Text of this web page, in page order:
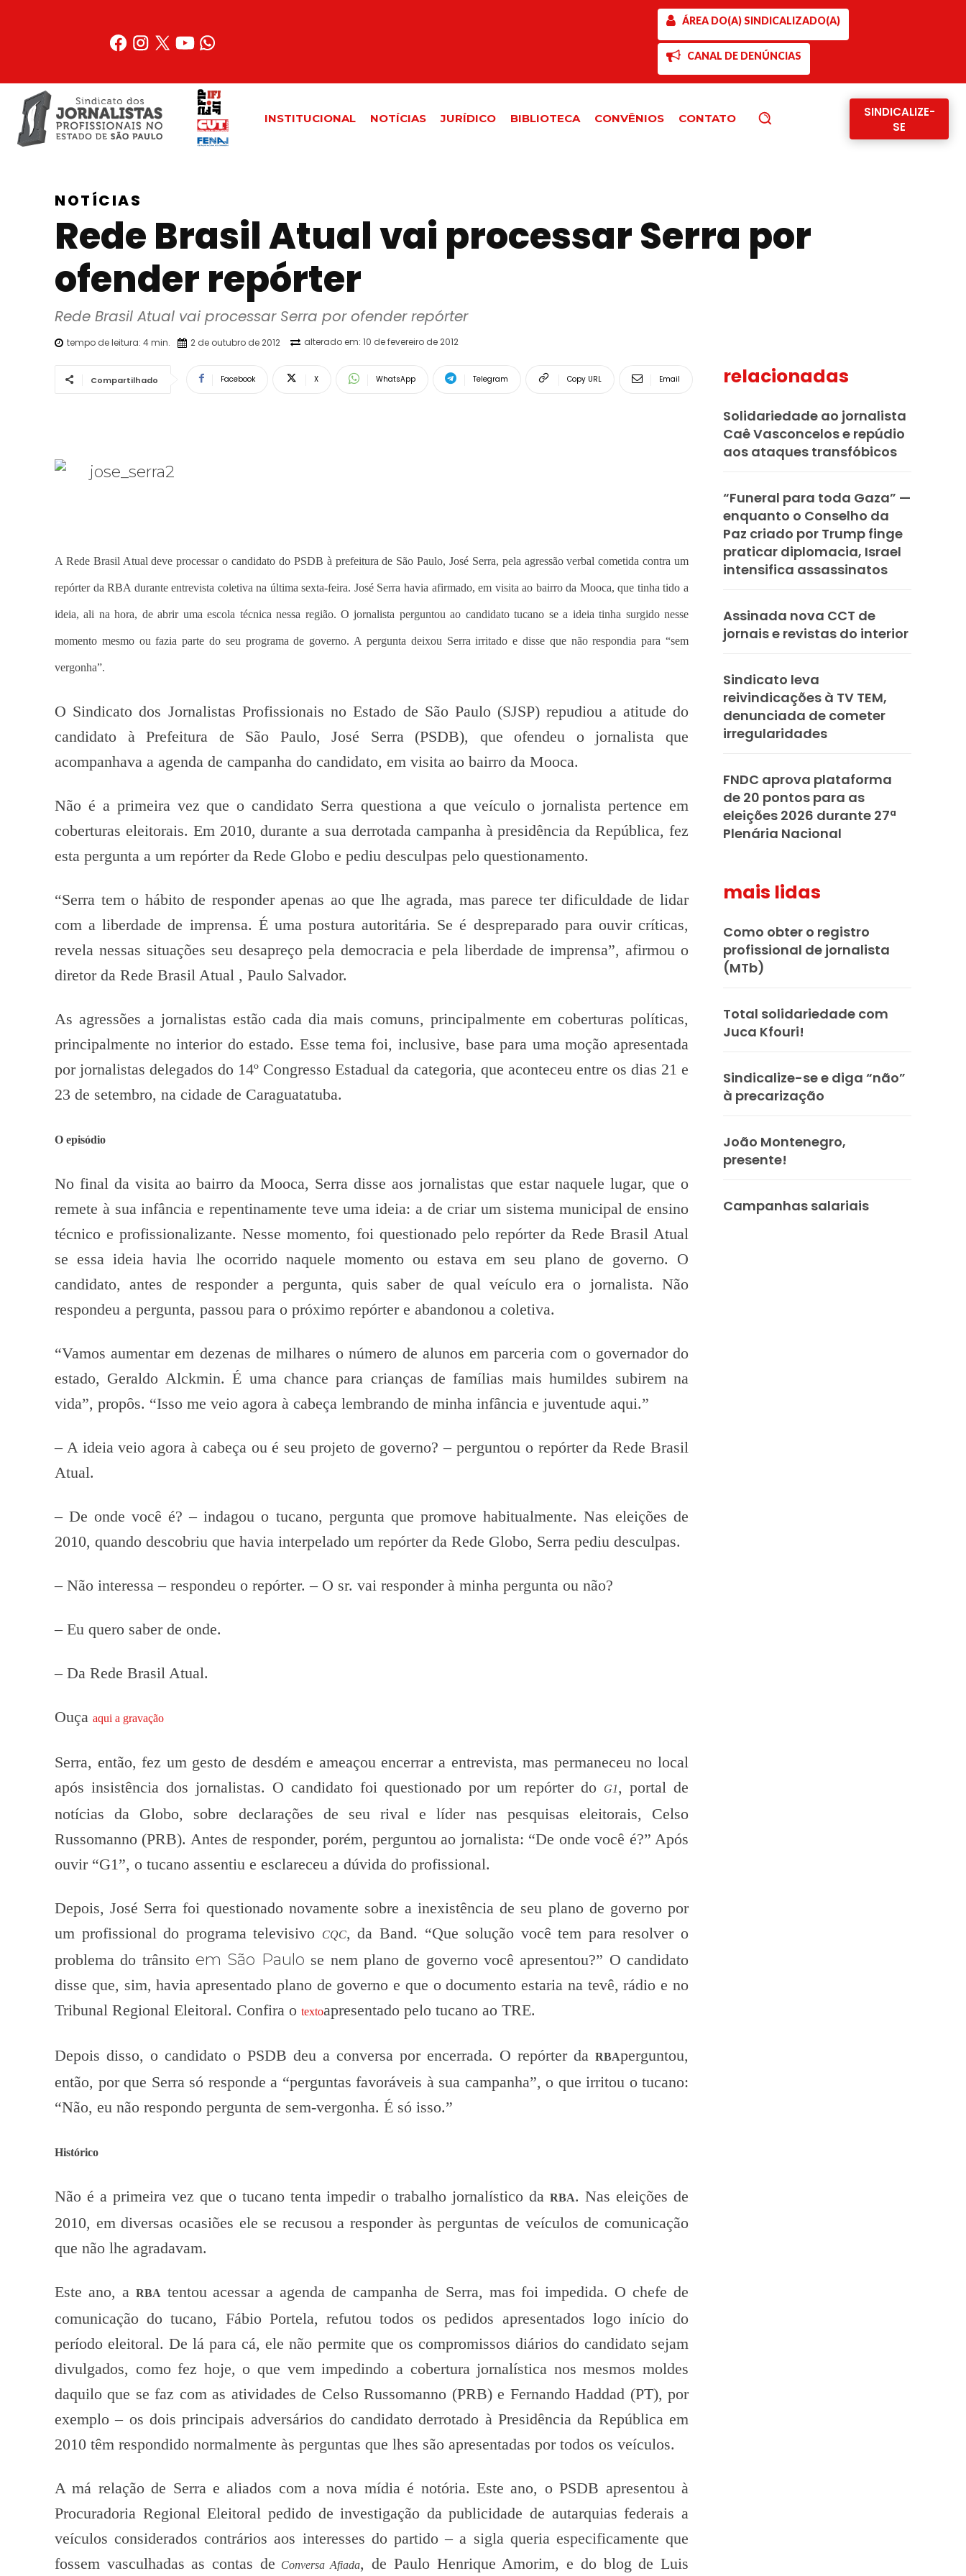
ÁREA DO(A) SINDICALIZADO(A)
CANAL DE DENÚNCIAS
INSTITUCIONAL NOTÍCIAS JURÍDICO BIBLIOTECA CONVÊNIOS CONTATO
SINDICALIZE-
SE
NOTÍCIAS
Rede Brasil Atual vai processar Serra por
ofender repórter
Rede Brasil Atual vai processar Serra por ofender repórter
tempo de leitura: 4min. 2 de outubro de 2012 alterado em: 10 de fevereiro de 2012
Compartilhado Facebook X WhatsApp Telegram Copy URL Email
A Rede Brasil Atual deve processar o candidato do PSDB à prefeitura de São Paulo, José Serra, pela agressão verbal cometida contra um
repórter da RBA durante entrevista coletiva na última sexta-feira. José Serra havia afirmado, em visita ao bairro da Mooca, que tinha tido a
ideia, ali na hora, de abrir uma escola técnica nessa região. O jornalista perguntou ao candidato tucano se a ideia tinha surgido nesse
momento mesmo ou fazia parte do seu programa de governo. A pergunta deixou Serra irritado e disse que não respondia para “sem
vergonha”.
O Sindicato dos Jornalistas Profissionais no Estado de São Paulo (SJSP) repudiou a atitude do
candidato à Prefeitura de São Paulo, José Serra (PSDB), que ofendeu o jornalista que
acompanhava a agenda de campanha do candidato, em visita ao bairro da Mooca.
Não é a primeira vez que o candidato Serra questiona a que veículo o jornalista pertence em
coberturas eleitorais. Em 2010, durante a sua derrotada campanha à presidência da República, fez
esta pergunta a um repórter da Rede Globo e pediu desculpas pelo questionamento.
“Serra tem o hábito de responder apenas ao que lhe agrada, mas parece ter dificuldade de lidar
com a liberdade de imprensa. É uma postura autoritária. Se é despreparado para ouvir críticas,
revela nessas situações seu desapreço pela democracia e pela liberdade de imprensa”, afirmou o
diretor da Rede Brasil Atual , Paulo Salvador.
As agressões a jornalistas estão cada dia mais comuns, principalmente em coberturas políticas,
principalmente no interior do estado. Esse tema foi, inclusive, base para uma moção apresentada
por jornalistas delegados do 14º Congresso Estadual da categoria, que aconteceu entre os dias 21 e
23 de setembro, na cidade de Caraguatatuba.
O episódio
No final da visita ao bairro da Mooca, Serra disse aos jornalistas que estar naquele lugar, que o
remete à sua infância e repentinamente teve uma ideia: a de criar um sistema municipal de ensino
técnico e profissionalizante. Nesse momento, foi questionado pelo repórter da Rede Brasil Atual
se essa ideia havia lhe ocorrido naquele momento ou estava em seu plano de governo. O
candidato, antes de responder a pergunta, quis saber de qual veículo era o jornalista. Não
respondeu a pergunta, passou para o próximo repórter e abandonou a coletiva.
“Vamos aumentar em dezenas de milhares o número de alunos em parceria com o governador do
estado, Geraldo Alckmin. É uma chance para crianças de famílias mais humildes subirem na
vida”, propôs. “Isso me veio agora à cabeça lembrando de minha infância e juventude aqui.”
– A ideia veio agora à cabeça ou é seu projeto de governo? – perguntou o repórter da Rede Brasil
Atual.
– De onde você é? – indagou o tucano, pergunta que promove habitualmente. Nas eleições de
2010, quando descobriu que havia interpelado um repórter da Rede Globo, Serra pediu desculpas.
– Não interessa – respondeu o repórter. – O sr. vai responder à minha pergunta ou não?
– Eu quero saber de onde.
– Da Rede Brasil Atual.
Ouça aqui a gravação
Serra, então, fez um gesto de desdém e ameaçou encerrar a entrevista, mas permaneceu no local
após insistência dos jornalistas. O candidato foi questionado por um repórter do
G1, portal de
notícias da Globo, sobre declarações de seu rival e líder nas pesquisas eleitorais, Celso
Russomanno (PRB). Antes de responder, porém, perguntou ao jornalista: “De onde você é?” Após
ouvir “G1”, o tucano assentiu e esclareceu a dúvida do profissional.
Depois, José Serra foi questionado novamente sobre a inexistência de seu plano de governo por
um profissional do programa televisivo
CQC, da Band. “Que solução você tem para resolver o
problema do trânsito em São Paulo se nem plano de governo você apresentou?” O candidato
disse que, sim, havia apresentado plano de governo e que o documento estaria na tevê, rádio e no
Tribunal Regional Eleitoral. Confira o textoapresentado pelo tucano ao TRE.
Depois disso, o candidato o PSDB deu a conversa por encerrada. O repórter da RBAperguntou,
então, por que Serra só responde a “perguntas favoráveis à sua campanha”, o que irritou o tucano:
“Não, eu não respondo pergunta de sem-vergonha. É só isso.”
Histórico
Não é a primeira vez que o tucano tenta impedir o trabalho jornalístico da RBA. Nas eleições de
2010, em diversas ocasiões ele se recusou a responder às perguntas de veículos de comunicação
que não lhe agradavam.
Este ano, a RBA tentou acessar a agenda de campanha de Serra, mas foi impedida. O chefe de
comunicação do tucano, Fábio Portela, refutou todos os pedidos apresentados logo início do
período eleitoral. De lá para cá, ele não permite que os compromissos diários do candidato sejam
divulgados, como fez hoje, o que vem impedindo a cobertura jornalística nos mesmos moldes
daquilo que se faz com as atividades de Celso Russomanno (PRB) e Fernando Haddad (PT), por
exemplo – os dois principais adversários do candidato derrotado à Presidência da República em
2010 têm respondido normalmente às perguntas que lhes são apresentadas por todos os veículos.
A má relação de Serra e aliados com a nova mídia é notória. Este ano, o PSDB apresentou à
Procuradoria Regional Eleitoral pedido de investigação da publicidade de autarquias federais a
veículos considerados contrários aos interesses do partido – a sigla queria especificamente que
fossem vasculhadas as contas de Conversa Afiada, de Paulo Henrique Amorim, e do blog de Luis
relacionadas
Solidariedade ao jornalista
Caê Vasconcelos e repúdio
aos ataques transfóbicos
“Funeral para toda Gaza” —
enquanto o Conselho da
Paz criado por Trump finge
praticar diplomacia, Israel
intensifica assassinatos
Assinada nova CCT de
jornais e revistas do interior
Sindicato leva
reivindicações à TV TEM,
denunciada de cometer
irregularidades
FNDC aprova plataforma
de 20 pontos para as
eleições 2026 durante 27ª
Plenária Nacional
mais lidas
Como obter o registro
profissional de jornalista
(MTb)
Total solidariedade com
Juca Kfouri!
Sindicalize-se e diga “não”
à precarização
João Montenegro,
presente!
Campanhas salariais